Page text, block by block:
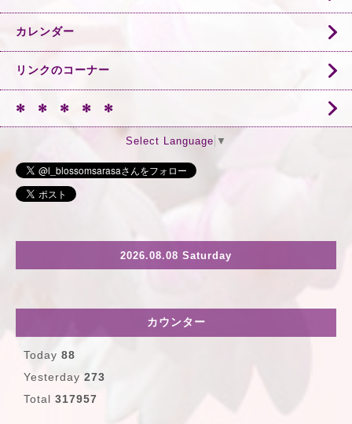
カレンダー
リンクのコーナー
✻ ✻ ✻ ✻ ✻
Select Language ▼
2026.08.08 Saturday
カウンター
Today 88
Yesterday 273
Total 317957